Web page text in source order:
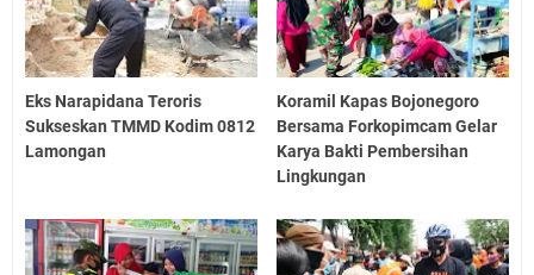
Eks Narapidana Teroris
Sukseskan TMMD Kodim 0812
Lamongan
Koramil Kapas Bojonegoro
Bersama Forkopimcam Gelar
Karya Bakti Pembersihan
Lingkungan